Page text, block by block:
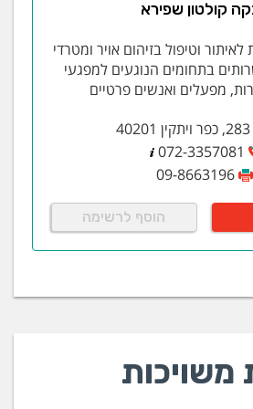
פרוטוקולי FIELDBUS שונים כגון:
Modbus,Powerlink, Profibus,
תעשיתית
וסמיקונדקטור
המובילה בתחום בקרת הינע בארץ
קולטון שפירא
וטיפול בזיהום אויר ומטרדי
בתחומים הנוגעים למפגעי
מפעלים ואנשים פרטיים
072-3357081
09-8663196
הוסף לרשימה
משויכות